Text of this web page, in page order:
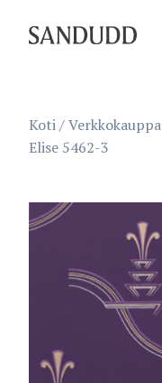
sisältöön
Koti/Verkkokauppa
Elise 5462-3